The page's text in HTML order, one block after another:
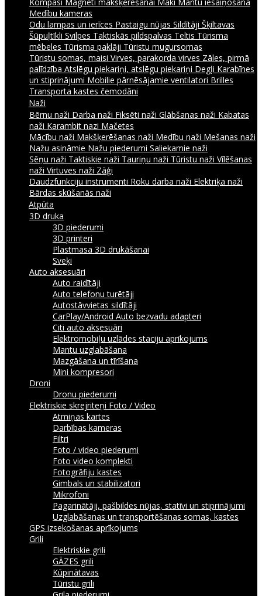
Medību kameras
Odu lampas un ierīces Pastaigu nūjas Sildītāji Šķiltavas
Šūpuļtīkli Svilpes Taktiskās pildspalvas Teltis Tūrisma
mēbeles Tūrisma paklāji Tūristu mugursomas
Tūristu somas, maisi Virves, parakorda virves Zāles, pirmā
palīdzība Atslēgu piekariņi, atslēgu piekariņi Degļi Karabīnes
un stiprinājumi Mobilie pārnēsājamie ventilatori Brilles
Transporta kastes čemodāni
Naži
Bērnu naži Darba naži Fiksēti naži Glābšanas naži Kabatas
naži Karambit nazi Mačetes
Mācību naži Makšķerēšanas naži Medību naži Mešanas naži
Nažu asināmie Nažu piederumi Saliekamie naži
Sēņu naži Taktiskie naži Tauriņu naži Tūristu naži Vīlēšanas
naži Virtuves naži Zāģi
Daudzfunkciju instrumenti Roku darba naži Elektriķa naži
Bārdas skūšanās naži
Atpūta
3D druka
3D piederumi
3D printeri
Plastmasa 3D drukāšanai
Sveķi
Auto aksesuāri
Auto raidītāji
Auto telefonu turētāji
Autostāvvietas sildītāji
CarPlay/Android Auto bezvadu adapteri
Citi auto aksesuāri
Elektromobiļu uzlādes staciju aprīkojums
Mantu uzglabāšana
Mazgāšana un tīrīšana
Mini kompresori
Droni
Dronu piederumi
Elektriskie skrejriteņi Foto / Video
Atmiņas kartes
Darbības kameras
Filtri
Foto / video piederumi
Foto video komplekti
Fotogrāfiju kastes
Gimbals un stabilizatori
Mikrofoni
Pagarinātāji, pašbildes nūjas, statīvi un stiprinājumi
Uzglabāšanas un transportēšanas somas, kastes
GPS izsekošanas aprīkojums
Grili
Elektriskie grili
GĀZES grili
Kūpinātavas
Tūristu grili